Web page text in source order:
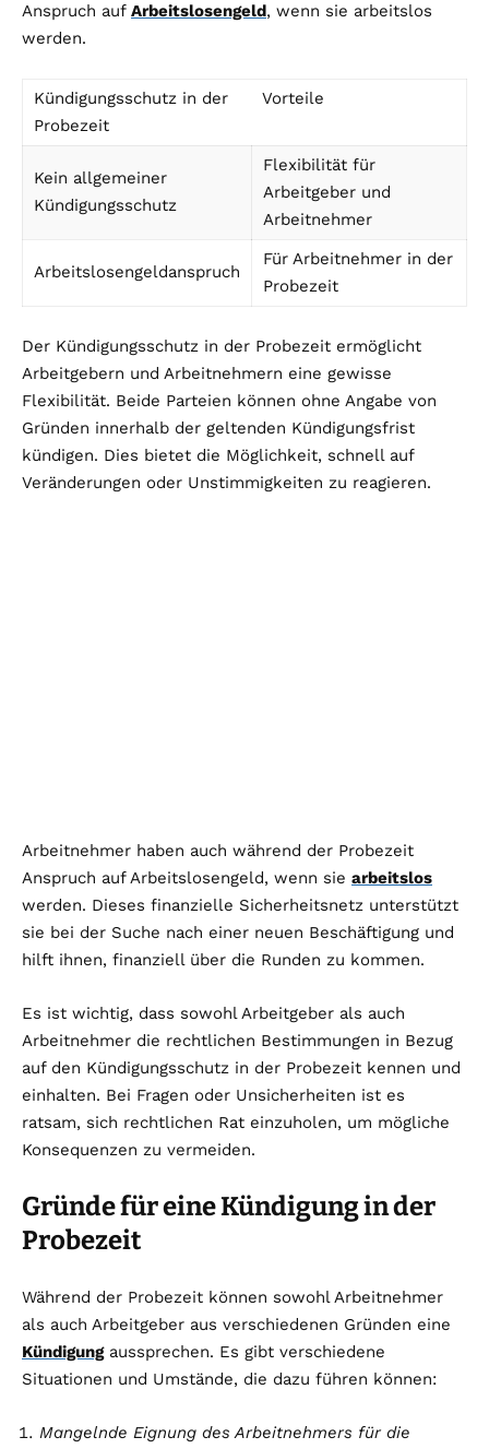
Anspruch auf Arbeitslosengeld, wenn sie arbeitslos
werden.
Kündigungsschutz in der
Probezeit
Vorteile
Kein allgemeiner
Kündigungsschutz
Flexibilität für
Arbeitgeber und
Arbeitnehmer
Arbeitslosengeldanspruch
Für Arbeitnehmer in der
Probezeit
Der Kündigungsschutz in der Probezeit ermöglicht
Arbeitgebern und Arbeitnehmern eine gewisse
Flexibilität. Beide Parteien können ohne Angabe von
Gründen innerhalb der geltenden Kündigungsfrist
kündigen. Dies bietet die Möglichkeit, schnell auf
Veränderungen oder Unstimmigkeiten zu reagieren.
Arbeitnehmer haben auch während der Probezeit
Anspruch auf Arbeitslosengeld, wenn sie arbeitslos
werden. Dieses finanzielle Sicherheitsnetz unterstützt
sie bei der Suche nach einer neuen Beschäftigung und
hilft ihnen, finanziell über die Runden zu kommen.
Es ist wichtig, dass sowohl Arbeitgeber als auch
Arbeitnehmer die rechtlichen Bestimmungen in Bezug
auf den Kündigungsschutz in der Probezeit kennen und
einhalten. Bei Fragen oder Unsicherheiten ist es
ratsam, sich rechtlichen Rat einzuholen, um mögliche
Konsequenzen zu vermeiden.
Gründe für eine Kündigung in der
Probezeit
Während der Probezeit können sowohl Arbeitnehmer
als auch Arbeitgeber aus verschiedenen Gründen eine
Kündigungaussprechen. Es gibt verschiedene
Situationen und Umstände, die dazu führen können:
Mangelnde Eignung des Arbeitnehmers für die